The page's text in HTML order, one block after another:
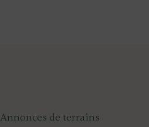
Annonces de terrains